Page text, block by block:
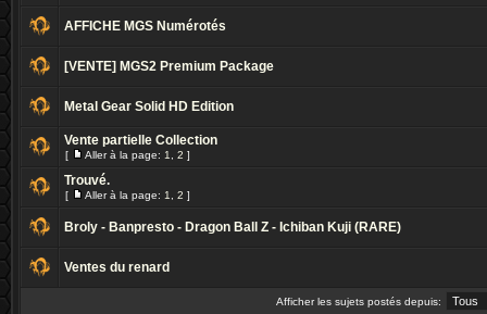
AFFICHE MGS Numérotés
[VENTE] MGS2 Premium Package
Metal Gear Solid HD Edition
Vente partielle Collection
[ Aller à la page: 1 2 ]
Trouvé.
[ Aller à la page: 1 2 ]
Broly - Banpresto - Dragon Ball Z - Ichiban Kuji (RARE)
Ventes du renard
Afficher les sujets postés depuis: